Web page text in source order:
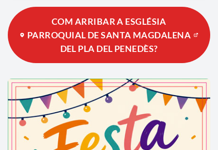
COM ARRIBAR A ESGLÉSIA
PARROQUIAL DE SANTA MAGDALENA
DEL PLA DEL PENEDÈS?